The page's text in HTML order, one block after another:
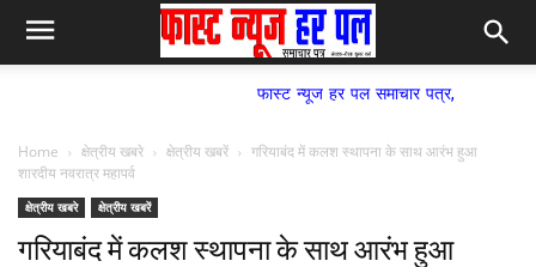
फास्ट न्यूज हर पल समाचार पत्र,
Home क्षेत्रीय खबरे क्षेत्रीय खबरें
गरियाबंद में कलश स्थापना के साथ आरंभ हुआ
शारदीय नवरात्र महापर्व
क्षेत्रीय खबरे क्षेत्रीय खबरें
गरियाबंद में कलश स्थापना के साथ आरंभ हुआ